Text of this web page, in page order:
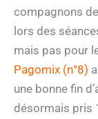
compagnons
lors des
mais pas pour
Pagomix (n°8)
une bonne fin
désormais pris